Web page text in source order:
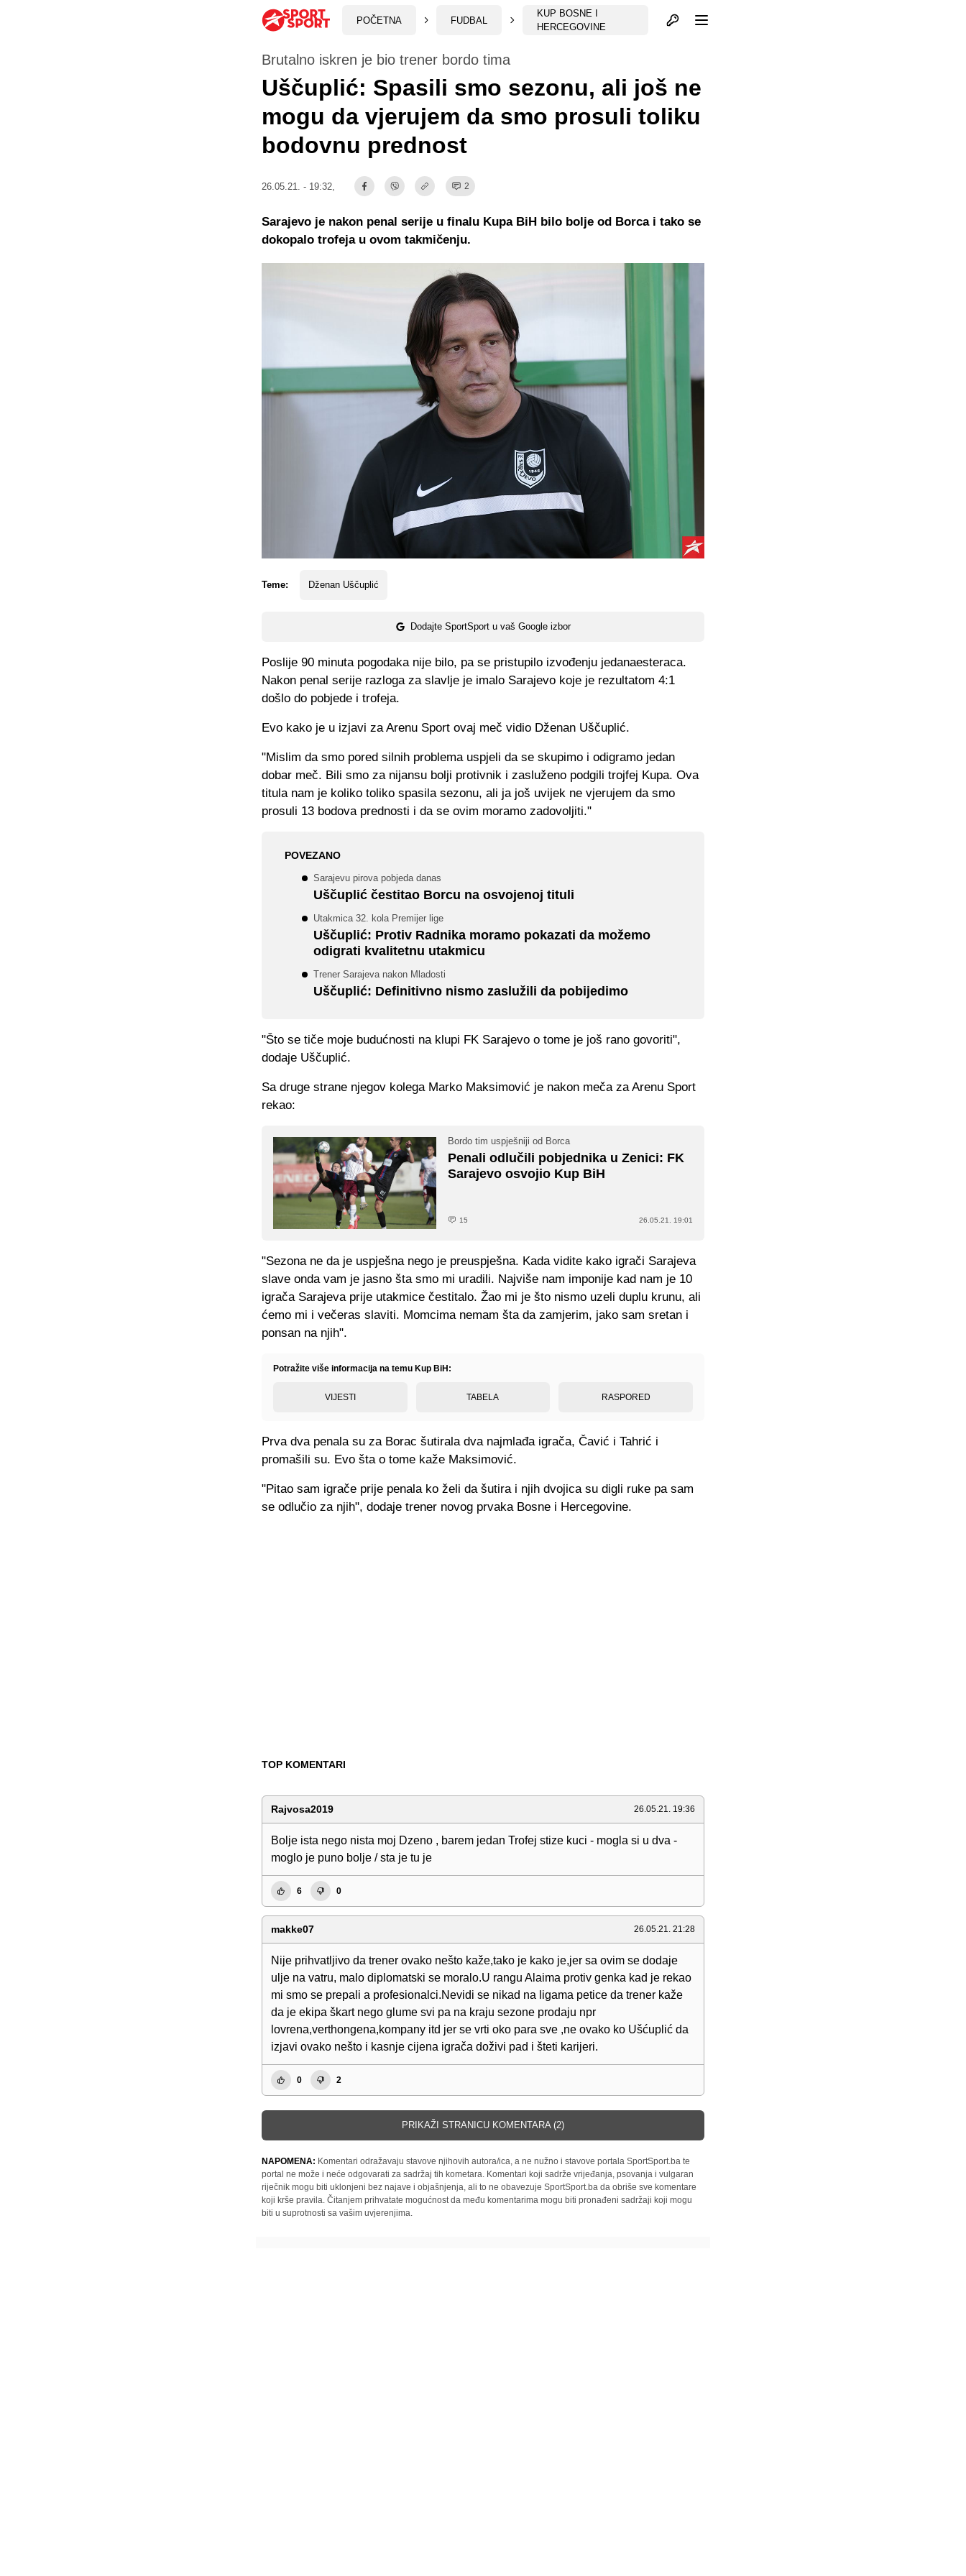
POČETNA FUDBAL
KUP BOSNE I
HERCEGOVINE
Otvori profil
Brutalno iskren je bio trener bordo tima
Uščuplić: Spasili smo sezonu, ali još ne
mogu da vjerujem da smo prosuli toliku
bodovnu prednost
26.05.21. - 19:32, 2
Teme: Dženan Uščuplić
Dodajte SportSport u vaš Google izbor
Sarajevo je nakon penal serije u finalu Kupa BiH bilo bolje od Borca i tako se
dokopalo trofeja u ovom takmičenju.
Poslije 90 minuta pogodaka nije bilo, pa se pristupilo izvođenju jedanaesteraca.
Nakon penal serije razloga za slavlje je imalo Sarajevo koje je rezultatom 4:1
došlo do pobjede i trofeja.
Evo kako je u izjavi za Arenu Sport ovaj meč vidio Dženan Uščuplić.
"Mislim da smo pored silnih problema uspjeli da se skupimo i odigramo jedan
dobar meč. Bili smo za nijansu bolji protivnik i zasluženo podgili trojfej Kupa. Ova
titula nam je koliko toliko spasila sezonu, ali ja još uvijek ne vjerujem da smo
prosuli 13 bodova prednosti i da se ovim moramo zadovoljiti."
POVEZANO
Sarajevu pirova pobjeda danas
Uščuplić čestitao Borcu na osvojenoj tituli
Utakmica 32. kola Premijer lige
Uščuplić: Protiv Radnika moramo pokazati da možemo
odigrati kvalitetnu utakmicu
Trener Sarajeva nakon Mladosti
Uščuplić: Definitivno nismo zaslužili da pobijedimo
"Što se tiče moje budućnosti na klupi FK Sarajevo o tome je još rano govoriti",
dodaje Uščuplić.
Sa druge strane njegov kolega Marko Maksimović je nakon meča za Arenu Sport
rekao:
Bordo tim uspješniji od Borca
Penali odlučili pobjednika u Zenici: FK
Sarajevo osvojio Kup BiH
15 26.05.21. 19:01
"Sezona ne da je uspješna nego je preuspješna. Kada vidite kako igrači Sarajeva
slave onda vam je jasno šta smo mi uradili. Najviše nam imponije kad nam je 10
igrača Sarajeva prije utakmice čestitalo. Žao mi je što nismo uzeli duplu krunu, ali
ćemo mi i večeras slaviti. Momcima nemam šta da zamjerim, jako sam sretan i
ponsan na njih".
Potražite više informacija na temu Kup BiH:
VIJESTI TABELA RASPORED
Prva dva penala su za Borac šutirala dva najmlađa igrača, Čavić i Tahrić i
promašili su. Evo šta o tome kaže Maksimović.
"Pitao sam igrače prije penala ko želi da šutira i njih dvojica su digli ruke pa sam
se odlučio za njih", dodaje trener novog prvaka Bosne i Hercegovine.
TOP KOMENTARI
Rajvosa2019 26.05.21. 19:36
Bolje ista nego nista moj Dzeno , barem jedan Trofej stize kuci - mogla si u dva -
moglo je puno bolje / sta je tu je
6 0
makke07 26.05.21. 21:28
Nije prihvatljivo da trener ovako nešto kaže,tako je kako je,jer sa ovim se dodaje
ulje na vatru, malo diplomatski se moralo.U rangu Alaima protiv genka kad je rekao
mi smo se prepali a profesionalci.Nevidi se nikad na ligama petice da trener kaže
da je ekipa škart nego glume svi pa na kraju sezone prodaju npr
lovrena,verthongena,kompany itd jer se vrti oko para sve ,ne ovako ko Ušćuplić da
izjavi ovako nešto i kasnje cijena igrača doživi pad i šteti karijeri.
0 2
PRIKAŽI STRANICU KOMENTARA (2)
NAPOMENA: Komentari odražavaju stavove njihovih autora/ica, a ne nužno i stavove portala SportSport.ba te
portal ne može i neće odgovarati za sadržaj tih kometara. Komentari koji sadrže vrijeđanja, psovanja i vulgaran
riječnik mogu biti uklonjeni bez najave i objašnjenja, ali to ne obavezuje SportSport.ba da obriše sve komentare
koji krše pravila. Čitanjem prihvatate mogućnost da među komentarima mogu biti pronađeni sadržaji koji mogu
biti u suprotnosti sa vašim uvjerenjima.